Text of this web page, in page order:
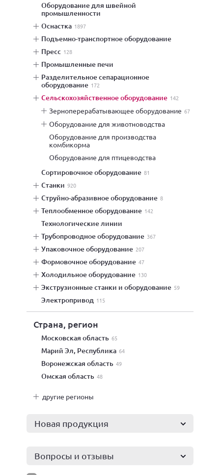
оборудование для швейной
промышленности
оснастка 1897
подъемно-транспортное оборудование
пресс 128
промышленные печи
разделительное сепарационное
оборудование 172
сельскохозяйственное оборудование 142
зерноперерабатывающее оборудование 67
оборудование для животноводства
оборудование для производства
комбикорма
оборудование для птицеводства
сортировочное оборудование 81
станки 920
струйно-абразивное оборудование 8
теплообменное оборудование 142
технологические линии
трубопроводное оборудование 367
упаковочное оборудование 207
формовочное оборудование 47
холодильное оборудование 130
экструзионные станки и оборудование 59
электропривод 115
Страна, регион
Московская область 65
Марий Эл, Республика 64
Воронежская область 49
Омская область 48
другие регионы
Новая продукция
Вопросы и отзывы